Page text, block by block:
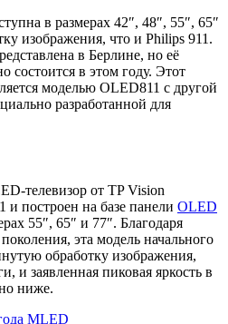
в размерах 42″, 48″, 55″, 65″
изображения, что и Philips 911.
в Берлине, но её
состоится в этом году. Этот
моделью OLED811 с другой
разработанной для
телевизор от TP Vision
и построен на базе панели OLED
55″, 65″ и 77″. Благодаря
эта модель начального
обработку изображения,
и заявленная пиковая яркость в
ниже.